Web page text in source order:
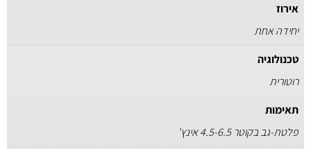
אירוז
יחידה אחת
טכנולוגיה
רוטורית
תאימות
פלטת-גב בקוטר 4.5-6.5 אינץ'